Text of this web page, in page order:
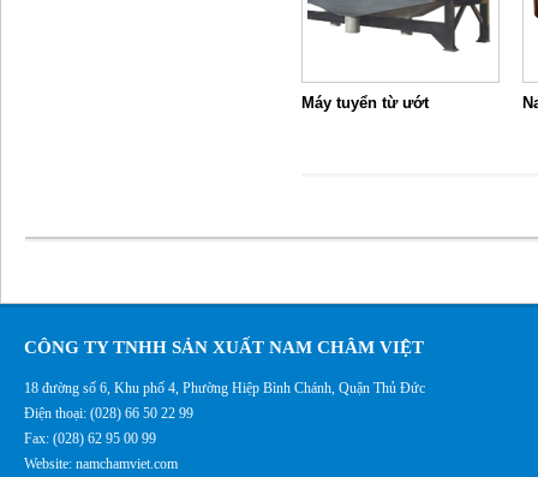
Máy tuyển từ ướt
CÔNG TY TNHH SẢN XUẤT NAM CHÂM VIỆT
18 đường số 6, Khu phố 4, Phường Hiệp Bình Chánh, Quận Thủ Đức
Điện thoại: (028) 66 50 22 99
Fax: (028) 62 95 00 99
Website: namchamviet.com